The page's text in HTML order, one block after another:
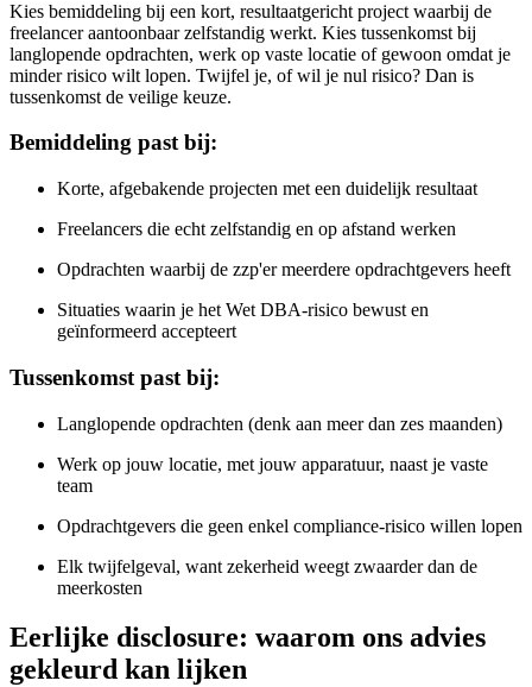
Kies bemiddeling bij een kort, resultaatgericht project waarbij de
freelancer aantoonbaar zelfstandig werkt. Kies tussenkomst bij
langlopende opdrachten, werk op vaste locatie of gewoon omdat je
minder risico wilt lopen. Twijfel je, of wil je nul risico? Dan is
tussenkomst de veilige keuze.
Bemiddeling past bij:
Korte, afgebakende projecten met een duidelijk resultaat
Freelancers die echt zelfstandig en op afstand werken
Opdrachten waarbij de zzp'er meerdere opdrachtgevers heeft
Situaties waarin je het Wet DBA-risico bewust en
geïnformeerd accepteert
Tussenkomst past bij:
Langlopende opdrachten (denk aan meer dan zes maanden)
Werk op jouw locatie, met jouw apparatuur, naast je vaste
team
Opdrachtgevers die geen enkel compliance-risico willen lopen
Elk twijfelgeval, want zekerheid weegt zwaarder dan de
meerkosten
Eerlijke disclosure: waarom ons advies
gekleurd kan lijken